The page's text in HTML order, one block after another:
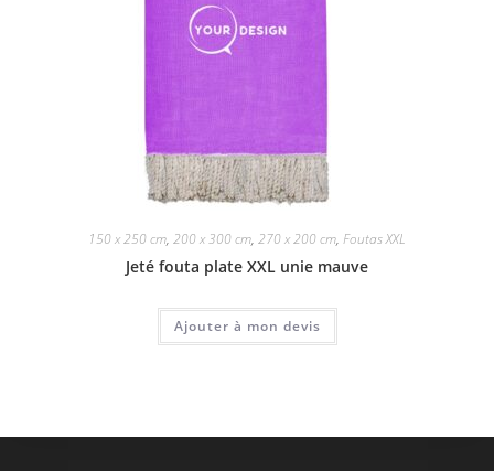
150 x 250 cm, 200 x 300 cm, 270 x 200 cm, Foutas XXL
Jeté fouta plate XXL unie mauve
Ajouter à mon devis